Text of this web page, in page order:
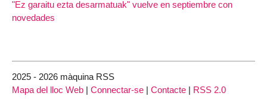
"Ez garaitu ezta desarmatuak" vuelve en septiembre con
novedades
2025 - 2026 màquina RSS
Mapa del lloc Web | Connectar-se | Contacte | RSS 2.0